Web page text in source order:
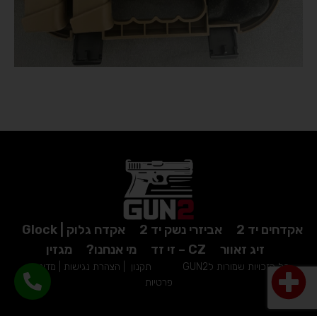
אקדחים יד 2 אביזרי נשק יד 2
אקדח גלוק | Glock
זיג זאוור
CZ – זי זד מי אנחנו? מגזין
כל הזכויות שמורות לGUN2 תקנון הצהרת נגישות
מדיניות
פרטיות